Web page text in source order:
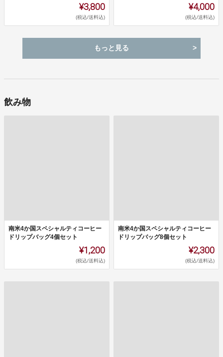
¥3,800
(税込/送料込)
¥4,000
(税込/送料込)
もっと見る
飲み物
南米4か国スペシャルティコーヒー
ドリップバッグ4個セット
¥1,200
(税込/送料込)
南米4か国スペシャルティコーヒー
ドリップバッグ8個セット
¥2,300
(税込/送料込)